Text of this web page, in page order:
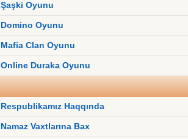
Şaşki Oyunu
Domino Oyunu
Mafia Clan Oyunu
Online Duraka Oyunu
Respublikamız Haqqında
Namaz Vaxtlarına Bax